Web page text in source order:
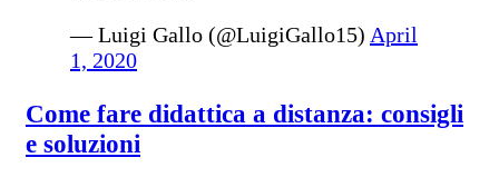
— Luigi Gallo (@LuigiGallo15) April
1, 2020
Come fare didattica a distanza: consigli
e soluzioni